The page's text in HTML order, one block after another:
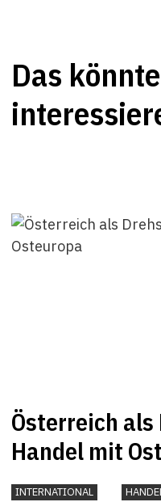
Das
Österreich als
Handel mit
INTERNATIONAL